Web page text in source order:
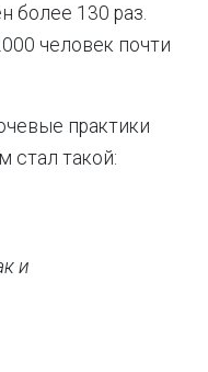
более 130 раз.
человек почти
практики
такой:
и